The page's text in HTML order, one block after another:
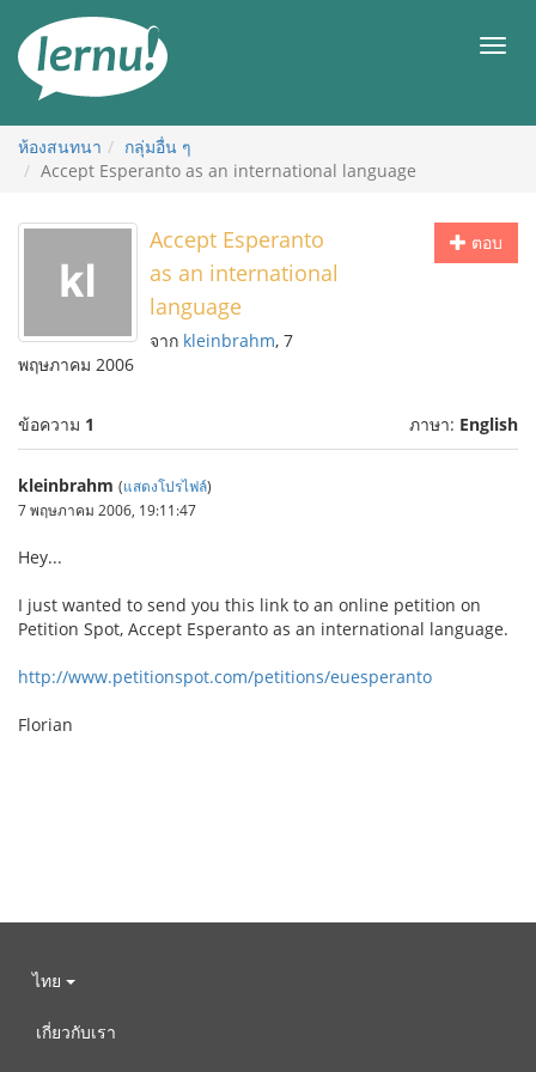
สารบัญ
เมนู
ห้องสนทนา
กลุ่มอื่น ๆ
Accept Esperanto as an international language
ตอบ
Accept Esperanto
as an international
language
จาก kleinbrahm, 7
พฤษภาคม 2006
ข้อความ 1 ภาษา: English
kleinbrahm (แสดงโปรไฟล์)
7 พฤษภาคม 2006, 19:11:47
Hey...
I just wanted to send you this link to an online petition on
Petition Spot, Accept Esperanto as an international language.
http://www.petitionspot.com/petitions/euesperanto
Florian
ไทย
เกี่ยวกับเรา